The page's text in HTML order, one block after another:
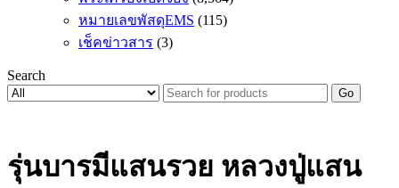
หมายเลขพัสดุEMS (115)
เช็คข่าวสาร (3)
Search
Go
รุ่นบารมีแสนรวย หลวงปู่แสน